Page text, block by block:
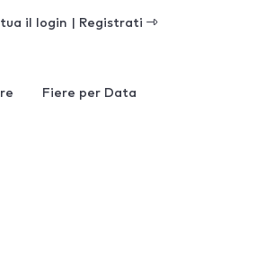
il login | Registrati
Fiere per Data